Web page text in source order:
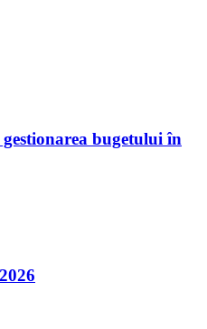
bugetului în